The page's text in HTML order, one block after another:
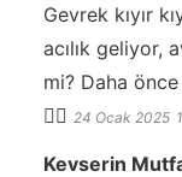
Gevrek kıyır
acılık geliyor,
mi? Daha
🤷‍♀️ 24 Ocak 2025
Kevserin